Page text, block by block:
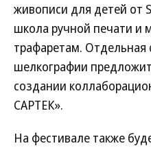
живописи для детей от
школа ручной печати и
трафаретам. Отдельная
шелкографии
создании
САРТЕК».
На фестивале также